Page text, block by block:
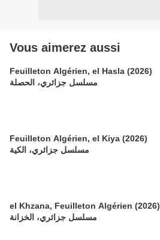
Vous aimerez aussi
Feuilleton Algérien, el Hasla (2026)
مسلسل جزائري، الحصلة
Feuilleton Algérien, el Kiya (2026)
مسلسل جزائري، الكية
el Khzana, Feuilleton Algérien (2026)
مسلسل جزائري، الخزانة